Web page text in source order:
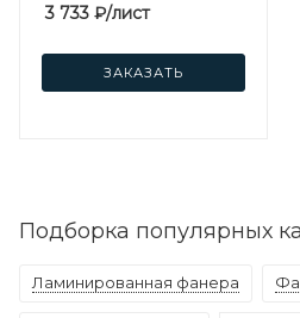
3 733 ₽/лист
ЗАКАЗАТЬ
Подборка популярных
Ламинированная фанера